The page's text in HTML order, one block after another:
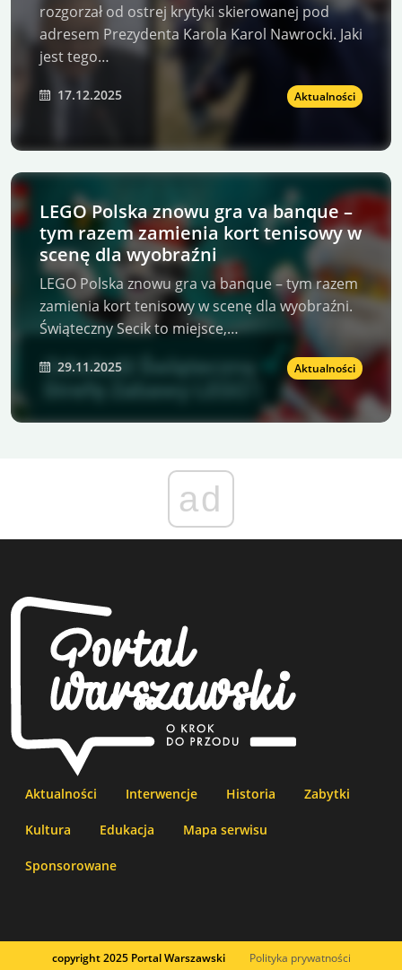
rozgorzał od ostrej krytyki skierowanej pod
adresem Prezydenta Karola Karol Nawrocki. Jaki
jest tego…
17.12.2025 Aktualności
LEGO Polska znowu gra va banque –
tym razem zamienia kort tenisowy w
scenę dla wyobraźni
LEGO Polska znowu gra va banque – tym razem
zamienia kort tenisowy w scenę dla wyobraźni.
Świąteczny Secik to miejsce,…
29.11.2025 Aktualności
ad
Aktualności Interwencje Historia Zabytki
Kultura Edukacja Mapa serwisu
Sponsorowane
copyright 2025 Portal Warszawski Polityka prywatności